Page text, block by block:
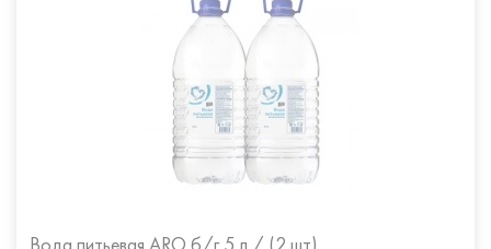
Вода питьевая ARO б/г 5 л / (2 шт)